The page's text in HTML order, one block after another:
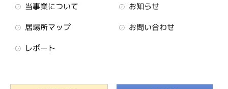
当事業について
お知らせ
居場所マップ
お問い合わせ
レポート